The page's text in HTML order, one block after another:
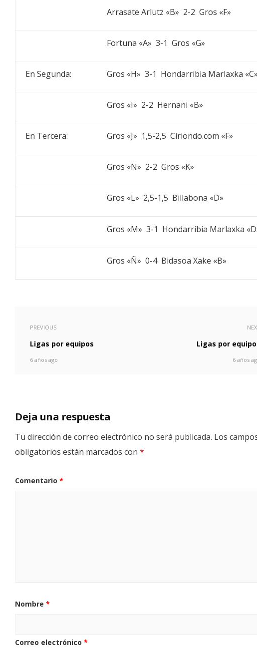
Arrasate Arlutz «B» 2-2 Gros «F»
Fortuna «A» 3-1 Gros «G»
En Segunda: Gros «H» 3-1 Hondarribia Marlaxka
Gros «I» 2-2 Hernani «B»
En Tercera: Gros «J» 1,5-2,5 Ciriondo.com «F»
Gros «N» 2-2 Gros «K»
Gros «L» 2,5-1,5 Billabona «D»
Gros «M» 3-1 Hondarribia Marlaxka
Gros «Ñ» 0-4 Bidasoa Xake «B»
PREVIOUS
Ligas por equipos
6 años ago
Ligas por
6 años
Deja una respuesta
Tu dirección de correo electrónico no será publicada. Los
obligatorios están marcados con *
Comentario *
Nombre *
Correo electrónico *